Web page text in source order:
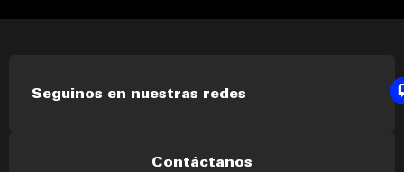
Seguinos en nuestras redes
Contáctanos